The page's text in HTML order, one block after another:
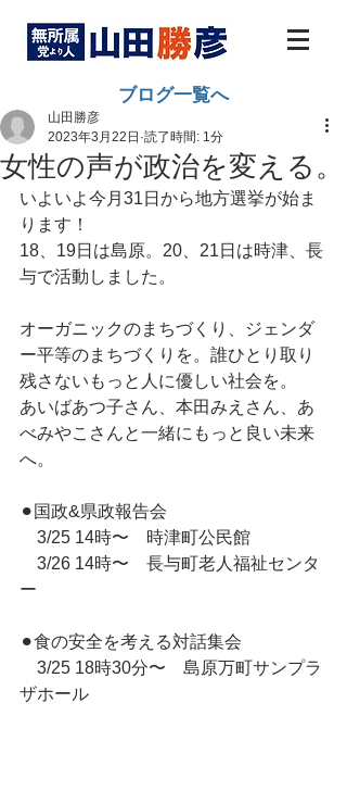
ブログ一覧へ
女性の声が政治を変える。
山田勝彦
2023年3月22日 読了時間: 1分
いよいよ今月31日から地方選挙が始ま
ります！
18、19日は島原。20、21日は時津、長
与で活動しました。
オーガニックのまちづくり、ジェンダ
ー平等のまちづくりを。誰ひとり取り
残さないもっと人に優しい社会を。
あいばあつ子さん、本田みえさん、あ
べみやこさんと一緒にもっと良い未来
へ。
⚫︎国政&県政報告会
3/25 14時〜　時津町公民館
3/26 14時〜　長与町老人福祉センタ
ー
⚫︎食の安全を考える対話集会
3/25 18時30分〜　島原万町サンプラ
ザホール